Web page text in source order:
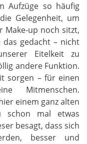
Aufzüge so häufig
Gelegenheit, um
Make-up noch sitzt,
gedacht – nicht
Eitelkeit zu
andere Funktion.
sorgen – für einen
Mitmenschen.
einem ganz alten
schon mal etwas
besagt, dass sich
besser und